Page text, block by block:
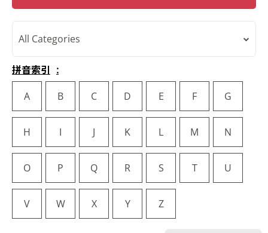
All Categories
拼音索引
A
B C D E F G
H I J K L M N
O P Q R S T U
V W X Y Z